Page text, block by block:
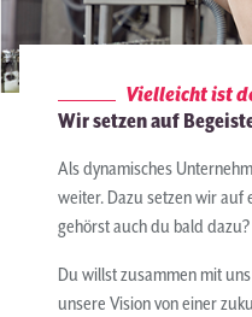
Vielleicht ist
Wir setzen auf
Als dynamisches
weiter. Dazu setzen wir auf
gehörst auch du bald dazu?
Du willst zusammen mit
unsere Vision von einer